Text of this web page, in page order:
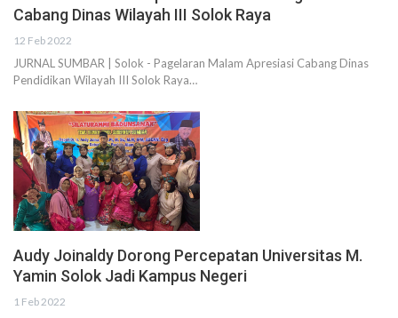
Cabang Dinas Wilayah III Solok Raya
12 Feb 2022
JURNAL SUMBAR | Solok - Pagelaran Malam Apresiasi Cabang Dinas
Pendidikan Wilayah III Solok Raya…
Audy Joinaldy Dorong Percepatan Universitas M.
Yamin Solok Jadi Kampus Negeri
1 Feb 2022